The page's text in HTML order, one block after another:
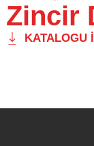
Zincir
KATALOGU